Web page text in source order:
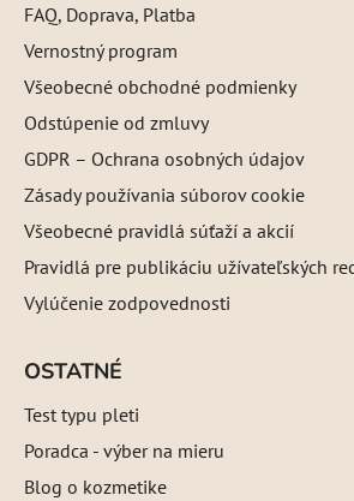
FAQ, Doprava, Platba
Vernostný program
Všeobecné obchodné podmienky
Odstúpenie od zmluvy
GDPR – Ochrana osobných údajov
Zásady používania súborov cookie
Všeobecné pravidlá súťaží a akcií
Pravidlá pre publikáciu užívateľských
Vylúčenie zodpovednosti
OSTATNÉ
Test typu pleti
Poradca - výber na mieru
Blog o kozmetike